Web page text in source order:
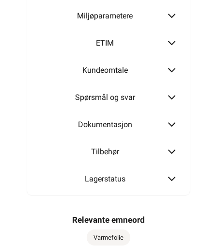
Miljøparametere
ETIM
Kundeomtale
Spørsmål og svar
Dokumentasjon
Tilbehør
Lagerstatus
Relevante emneord
Varmefolie